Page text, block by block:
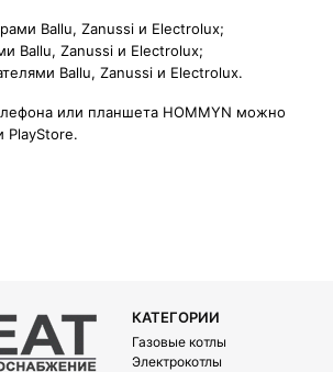
Ballu, Zanussi и Electrolux;
Ballu, Zanussi и Electrolux;
Ballu, Zanussi и Electrolux.
или планшета HOMMYN можно
PlayStore.
КАТЕГОРИИ
Газовые котлы
Электрокотлы